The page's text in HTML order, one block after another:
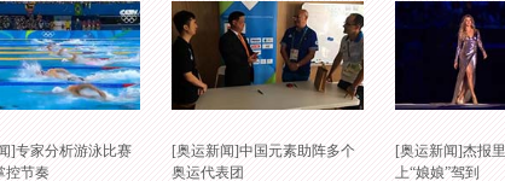
]专家分析游泳比赛
控节奏
[奥运新闻]中国元素助阵多个
奥运代表团
[奥运新闻]杰报
上“娘娘”驾到